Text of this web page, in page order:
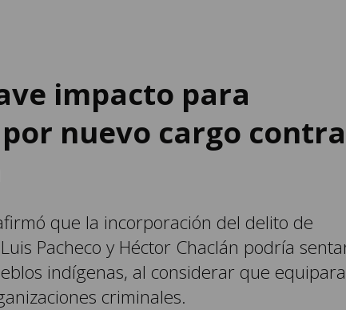
impacto para
nuevo cargo contra
que la incorporación del delito de
Pacheco y Héctor Chaclán podría
indígenas, al considerar que equipara
criminales.